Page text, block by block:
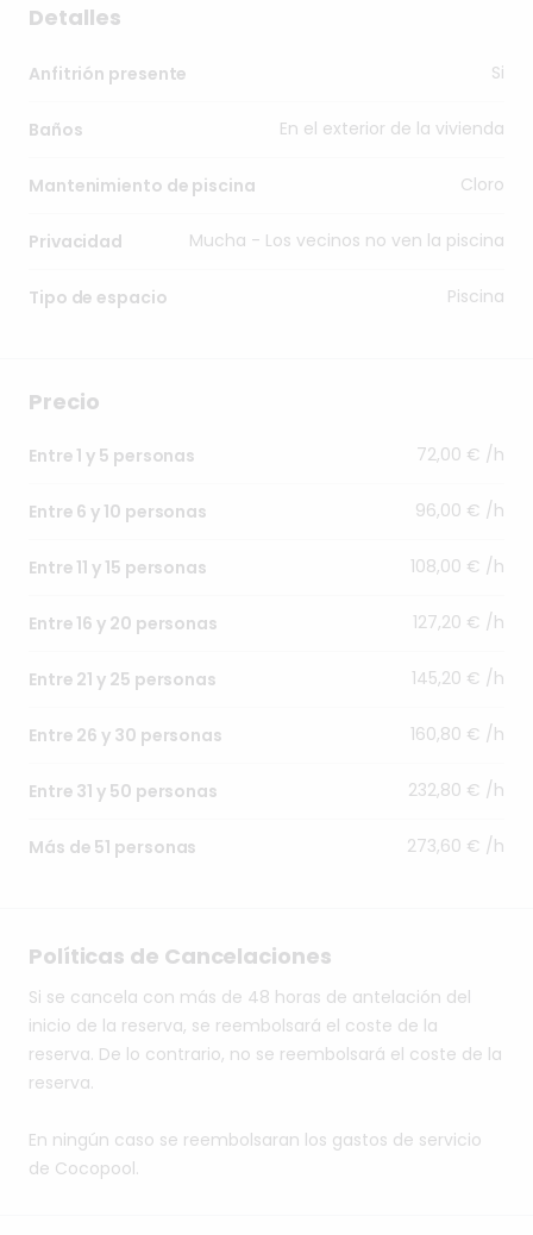
Detalles
Anfitrión presente Si
Baños En el exterior de la vivienda
Mantenimiento de piscina Cloro
Privacidad Mucha - Los vecinos no ven la piscina
Tipo de espacio Piscina
Precio
Entre 1 y 5 personas 72,00 € /h
Entre 6 y 10 personas 96,00 € /h
Entre 11 y 15 personas 108,00 € /h
Entre 16 y 20 personas 127,20 € /h
Entre 21 y 25 personas 145,20 € /h
Entre 26 y 30 personas 160,80 € /h
Entre 31 y 50 personas 232,80 € /h
Más de 51 personas 273,60 € /h
Políticas de Cancelaciones
Si se cancela con más de 48 horas de antelación del
inicio de la reserva, se reembolsará el coste de la
reserva. De lo contrario, no se reembolsará el coste de la
reserva.
En ningún caso se reembolsaran los gastos de servicio
de Cocopool.